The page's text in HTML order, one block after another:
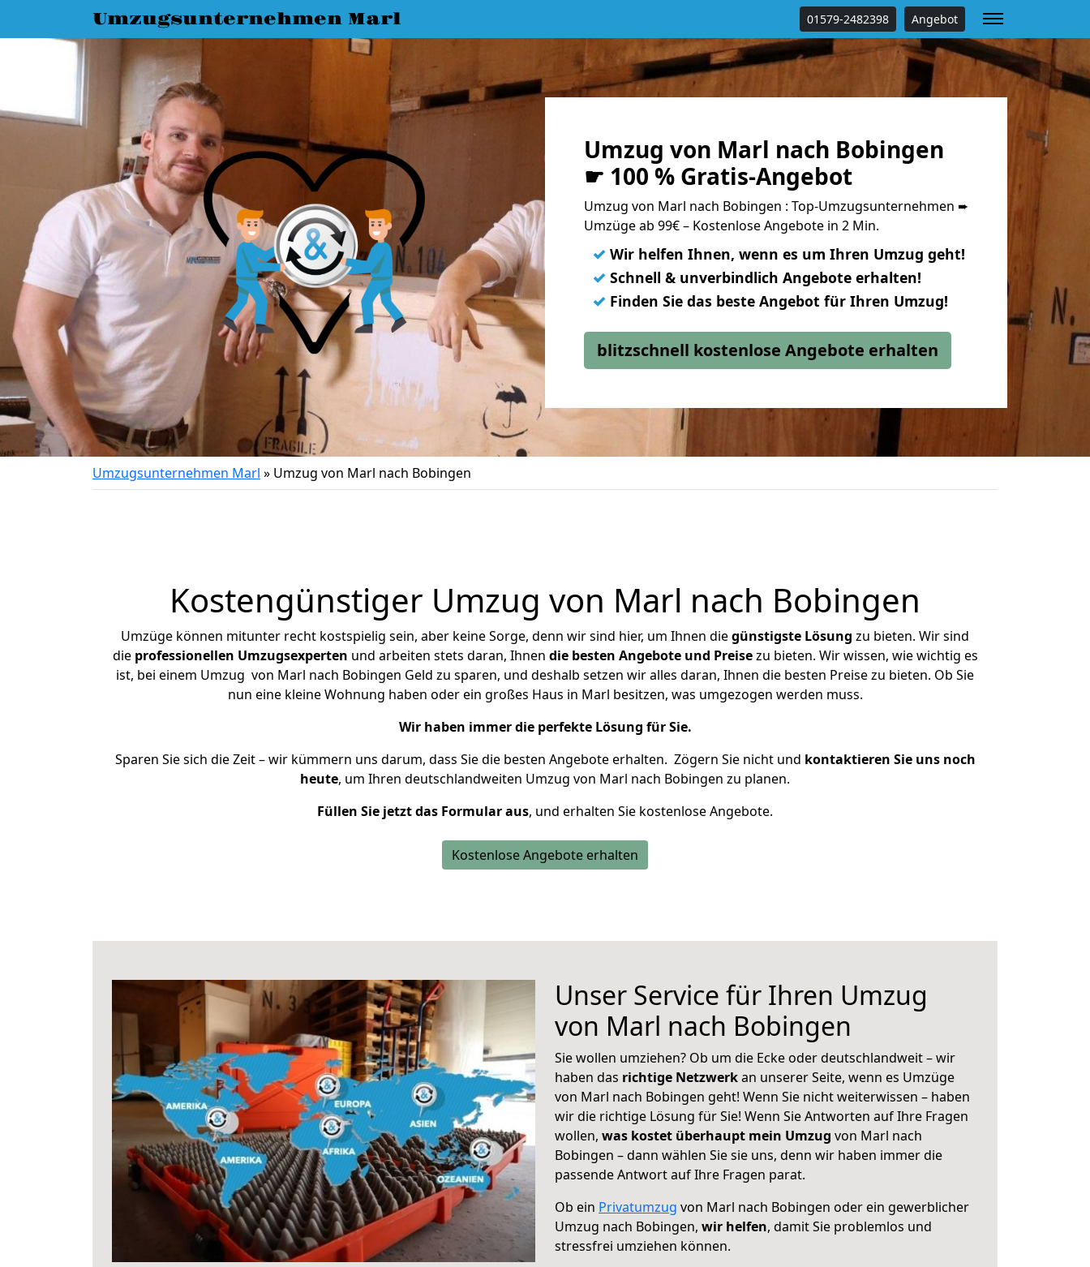
Umzugsunternehmen Marl 01579-2482398 Angebot
Umzug von Marl nach Bobingen
☛ 100 % Gratis-Angebot
Umzug von Marl nach Bobingen : Top-Umzugsunternehmen ➨
Umzüge ab 99€ – Kostenlose Angebote in 2 Min.
✓ Wir helfen Ihnen, wenn es um Ihren Umzug geht!
✓ Schnell & unverbindlich Angebote erhalten!
✓ Finden Sie das beste Angebot für Ihren Umzug!
blitzschnell kostenlose Angebote erhalten
Umzugsunternehmen Marl » Umzug von Marl nach Bobingen
Kostengünstiger Umzug von Marl nach Bobingen
Umzüge können mitunter recht kostspielig sein, aber keine Sorge, denn wir sind hier, um Ihnen diegünstigste Lösung zu bieten. Wir sind
die professionellen Umzugsexperten und arbeiten stets daran, Ihnen die besten Angebote und Preisezu bieten. Wir wissen, wie wichtig es
ist, bei einem Umzug von Marl nach Bobingen Geld zu sparen, und deshalb setzen wir alles daran, Ihnen die besten Preise zu bieten. Ob Sie
nun eine kleine Wohnung haben oder ein großes Haus in Marl besitzen, was umgezogen werden muss.
Wir haben immer die perfekte Lösung für Sie.
Sparen Sie sich die Zeit – wir kümmern uns darum, dass Sie die besten Angebote erhalten. Zögern Sie nicht und kontaktieren Sie uns noch
heute, um Ihren deutschlandweiten Umzug von Marl nach Bobingen zu planen.
Füllen Sie jetzt das Formular aus, und erhalten Sie kostenlose Angebote.
Kostenlose Angebote erhalten
Unser Service für Ihren Umzug
von Marl nach Bobingen
Sie wollen umziehen? Ob um die Ecke oder deutschlandweit – wir
haben das richtige Netzwerkan unserer Seite, wenn es Umzüge
von Marl nach Bobingen geht! Wenn Sie nicht weiterwissen – haben
wir die richtige Lösung für Sie! Wenn Sie Antworten auf Ihre Fragen
wollen, was kostet überhaupt mein Umzug von Marl nach
Bobingen – dann wählen Sie sie uns, denn wir haben immer die
passende Antwort auf Ihre Fragen parat.
Ob ein Privatumzug von Marl nach Bobingen oder ein gewerblicher
Umzug nach Bobingen, wir helfen, damit Sie problemlos und
stressfrei umziehen können.